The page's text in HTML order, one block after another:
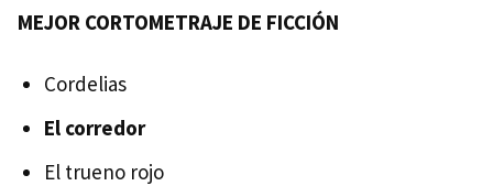
MEJOR CORTOMETRAJE DE FICCIÓN
Cordelias
El corredor
El trueno rojo